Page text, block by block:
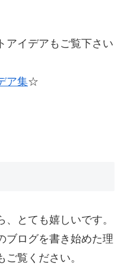
アイデアもご覧下さい
ア集☆
とても嬉しいです。
ブログを書き始めた理
覧ください。